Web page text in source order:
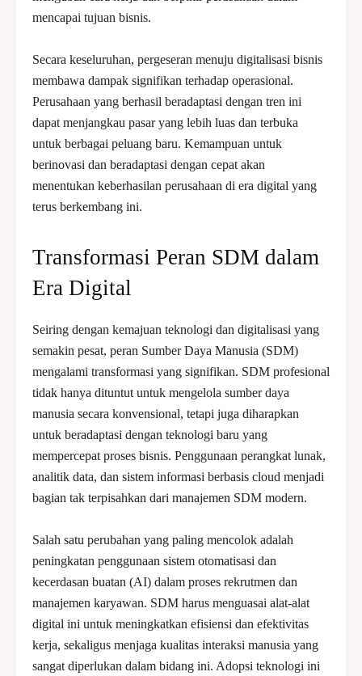
mencapai tujuan bisnis.
Secara keseluruhan, pergeseran menuju digitalisasi bisnis
membawa dampak signifikan terhadap operasional.
Perusahaan yang berhasil beradaptasi dengan tren ini
dapat menjangkau pasar yang lebih luas dan terbuka
untuk berbagai peluang baru. Kemampuan untuk
berinovasi dan beradaptasi dengan cepat akan
menentukan keberhasilan perusahaan di era digital yang
terus berkembang ini.
Transformasi Peran SDM dalam
Era Digital
Seiring dengan kemajuan teknologi dan digitalisasi yang
semakin pesat, peran Sumber Daya Manusia (SDM)
mengalami transformasi yang signifikan. SDM profesional
tidak hanya dituntut untuk mengelola sumber daya
manusia secara konvensional, tetapi juga diharapkan
untuk beradaptasi dengan teknologi baru yang
mempercepat proses bisnis. Penggunaan perangkat lunak,
analitik data, dan sistem informasi berbasis cloud menjadi
bagian tak terpisahkan dari manajemen SDM modern.
Salah satu perubahan yang paling mencolok adalah
peningkatan penggunaan sistem otomatisasi dan
kecerdasan buatan (AI) dalam proses rekrutmen dan
manajemen karyawan. SDM harus menguasai alat-alat
digital ini untuk meningkatkan efisiensi dan efektivitas
kerja, sekaligus menjaga kualitas interaksi manusia yang
sangat diperlukan dalam bidang ini. Adopsi teknologi ini